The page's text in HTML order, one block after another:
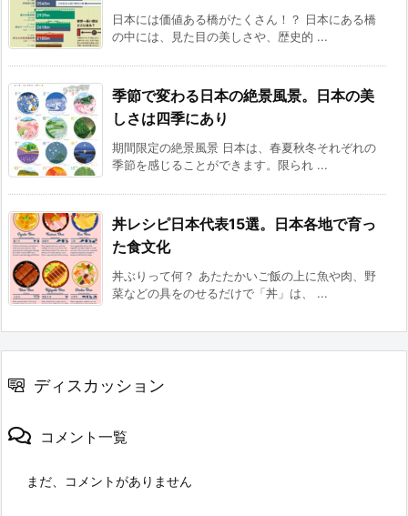
日本には価値ある橋がたくさん！？ 日本にある橋
の中には、見た目の美しさや、歴史的 ...
季節で変わる日本の絶景風景。日本の美
しさは四季にあり
期間限定の絶景風景 日本は、春夏秋冬それぞれの
季節を感じることができます。限られ ...
丼レシピ日本代表15選。日本各地で育っ
た食文化
丼ぶりって何？ あたたかいご飯の上に魚や肉、野
菜などの具をのせるだけで「丼」は、 ...
ディスカッション
コメント一覧
まだ、コメントがありません